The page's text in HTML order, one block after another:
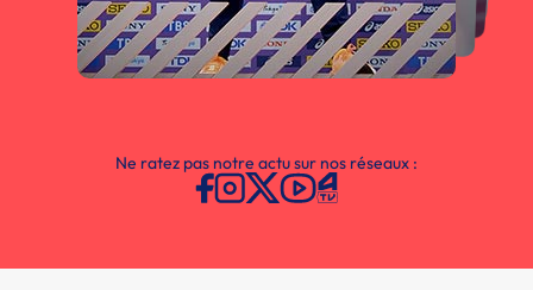
Ne ratez pas notre actu sur nos réseaux :